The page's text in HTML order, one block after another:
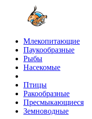
Млекопитающие
Паукообразные
Рыбы
Насекомые
Птицы
Ракообразные
Пресмыкающиеся
Земноводные